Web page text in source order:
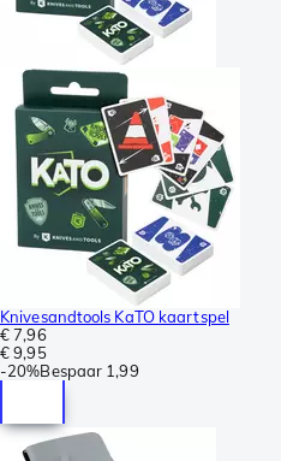
Knivesandtools KaTO kaartspel
€ 7,96
€ 9,95
-20%Bespaar 1,99